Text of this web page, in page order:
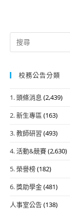
Search
for:
校務公告分類
1. 頭條消息 (2,439)
2. 新生專區 (163)
3. 教師研習 (493)
4. 活動&競賽(2,630)
5. 榮譽榜(182)
6. 獎助學金(481)
人事室公告(138)